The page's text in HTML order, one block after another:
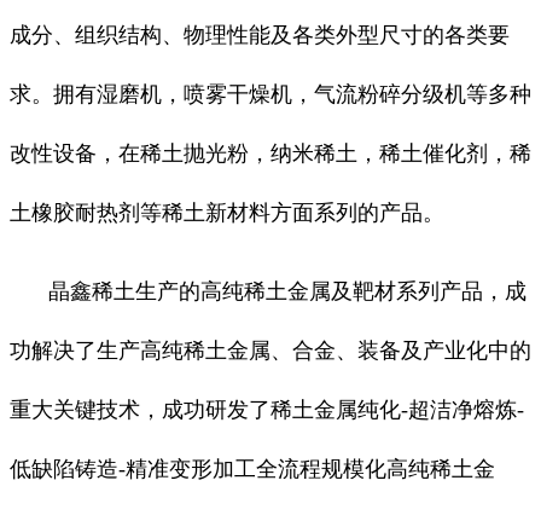
成分、组织结构、物理性能及各类外型尺寸的各类要
求。拥有湿磨机，喷雾干燥机，气流粉碎分级机等多种
改性设备，在稀土抛光粉，纳米稀土，稀土催化剂，稀
土橡胶耐热剂等稀土新材料方面系列的产品。
晶鑫稀土生产的高纯稀土金属及靶材系列产品，成
功解决了生产高纯稀土金属、合金、装备及产业化中的
重大关键技术，成功研发了稀土金属纯化-超洁净熔炼-
低缺陷铸造-精准变形加工全流程规模化高纯稀土金